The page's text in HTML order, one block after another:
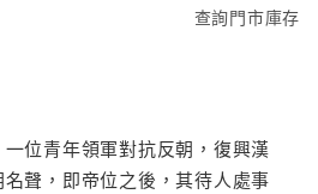
查詢門市庫存
位青年領軍對抗反朝，復興漢
聲，即帝位之後，其待人處事